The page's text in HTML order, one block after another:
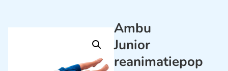
Ambu
Junior
reanimatiepop